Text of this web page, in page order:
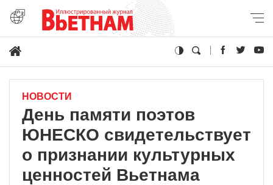
НОВОСТИ
День памяти поэтов
ЮНЕСКО свидетельствует
о признании культурных
ценностей Вьетнама